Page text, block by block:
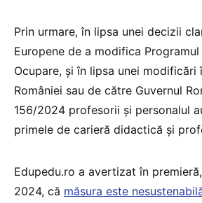
Prin urmare, în lipsa unei decizii
Europene de a modifica
Ocupare, și în lipsa unei modificări
României sau de către Guvernul
156/2024 profesorii și personalul
primele de carieră didactică și
Edupedu.ro a avertizat în
2024, că măsura este